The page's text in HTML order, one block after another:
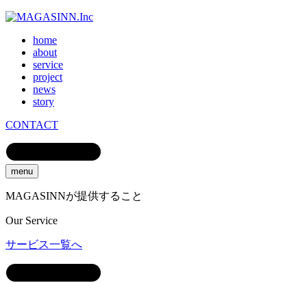
home
about
service
project
news
story
CONTACT
menu
MAGASINNが提供すること
Our Service
サービス一覧へ